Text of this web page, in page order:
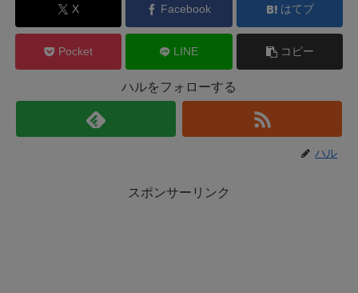
X Facebook はてブ
Pocket LINE コピー
ハルをフォローする
ハル
スポンサーリンク